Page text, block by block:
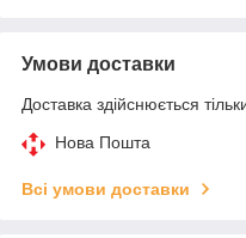
Умови доставки
Доставка здійснюється
Нова Пошта
Всі умови доставки